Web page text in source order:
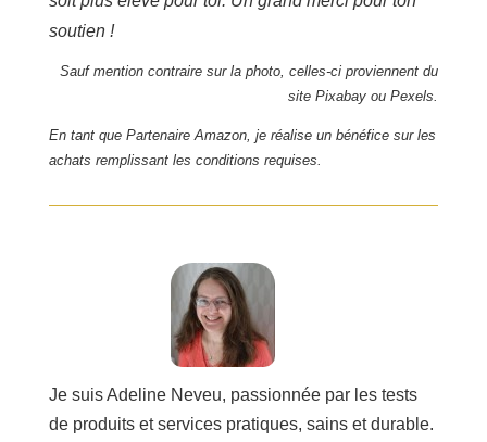
soutien !
Sauf mention contraire sur la photo, celles-ci proviennent du
sitePixabay ou Pexels.
En tant que Partenaire Amazon, je réalise un bénéfice sur les
achats remplissant les conditions requises.
Je suis Adeline Neveu, passionnée par les tests
de produits et services pratiques, sains et durable.